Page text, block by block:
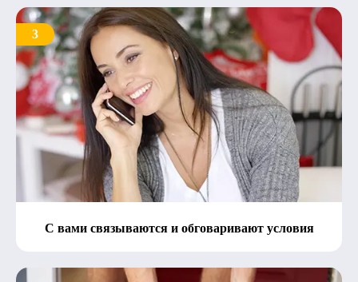
3
С вами связываются и обговаривают условия